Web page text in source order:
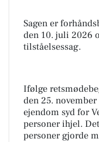
Sagen er
den 10. juli 2026
tilståelsessag.
Ifølge
den 25.
ejendom syd for
personer ihjel.
personer gjorde